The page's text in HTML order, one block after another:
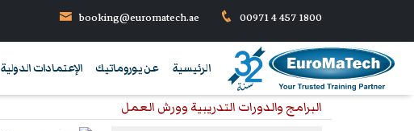
00971 4 457 1800
booking@euromatech.ae
الرئيسية عن يوروماتيك الإعتمادات الدولية
البرامج والدورات التدريبية وورش العمل